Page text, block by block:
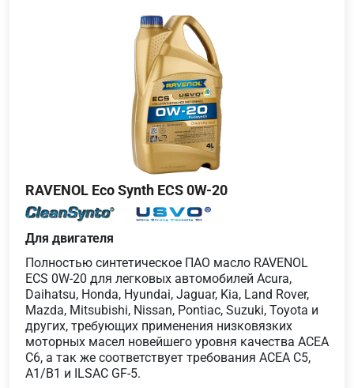
RAVENOL Eco Synth ECS 0W-20
Для двигателя
Полностью синтетическое ПАО масло RAVENOL
ECS 0W-20 для легковых автомобилей Acura,
Daihatsu, Honda, Hyundai, Jaguar, Kia, Land Rover,
Mazda, Mitsubishi, Nissan, Pontiac, Suzuki, Toyota и
других, требующих применения низковязких
моторных масел новейшего уровня качества ACEA
C6, а так же соответствует требования ACEA C5,
A1/B1 и ILSAC GF-5.